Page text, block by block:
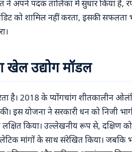
ने अपने पदक तालिका में सुधार किया है,
को शामिल नहीं करता, इसकी सफलता
खेल उद्योग मॉडल
है। 2018 के प्योंगचांग शीतकालीन
इस योजना ने सरकारी धन को निजी
किया। उल्लेखनीय रूप से, दक्षिण
मांगों के साथ संरेखित किया। जबकि